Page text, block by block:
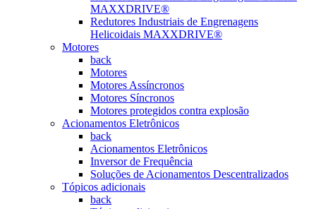
MAXXDRIVE®
Redutores Industriais de Engrenagens
Helicoidais MAXXDRIVE®
Motores
back
Motores
Motores Assíncronos
Motores Síncronos
Motores protegidos contra explosão
Acionamentos Eletrônicos
back
Acionamentos Eletrônicos
Inversor de Frequência
Soluções de Acionamentos Descentralizados
Tópicos adicionais
back